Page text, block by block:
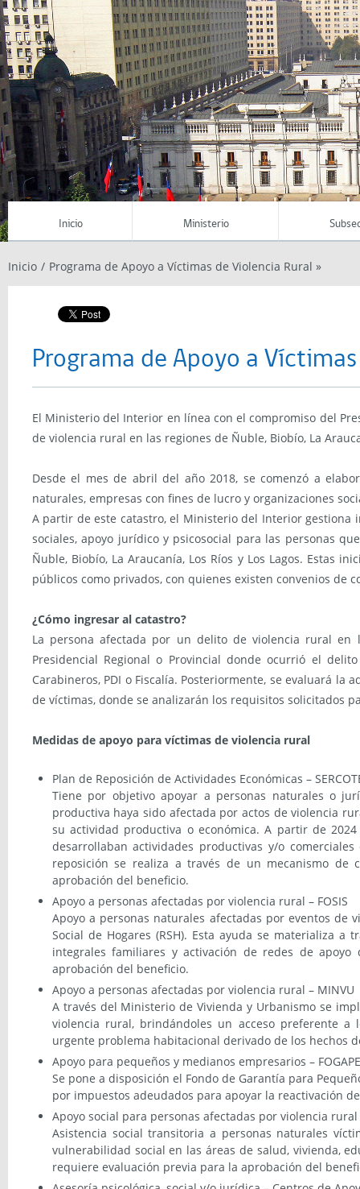
Inicio Ministerio
Inicio / Programa de Apoyo a Víctimas de Violencia Rural »
Programa de Apoyo a
El Ministerio del Interior en línea con el compromiso del
de violencia rural en las regiones de Ñuble, Biobío, La
Desde el mes de abril del año 2018, se comenzó a
naturales, empresas con fines de lucro y organizaciones
A partir de este catastro, el Ministerio del Interior gestiona
sociales, apoyo jurídico y psicosocial para las personas
Ñuble, Biobío, La Araucanía, Los Ríos y Los Lagos. Estas
públicos como privados, con quienes existen convenios de
¿Cómo ingresar al catastro?
La persona afectada por un delito de violencia rural en
Presidencial Regional o Provincial donde ocurrió el
Carabineros, PDI o Fiscalía. Posteriormente, se evaluará
de víctimas, donde se analizarán los requisitos solicitados
Medidas de apoyo para víctimas de violencia rural
Plan de Reposición de Actividades Económicas –
Tiene por objetivo apoyar a personas naturales o
productiva haya sido afectada por actos de violencia
su actividad productiva o económica. A partir de
desarrollaban actividades productivas y/o
reposición se realiza a través de un mecanismo de
aprobación del beneficio.
Apoyo a personas afectadas por violencia rural – FOSIS
Apoyo a personas naturales afectadas por eventos de
Social de Hogares (RSH). Esta ayuda se materializa a
integrales familiares y activación de redes de
aprobación del beneficio.
Apoyo a personas afectadas por violencia rural – MINVU
A través del Ministerio de Vivienda y Urbanismo se
violencia rural, brindándoles un acceso preferente
urgente problema habitacional derivado de los hechos
Apoyo para pequeños y medianos empresarios – FOGAPE
Se pone a disposición el Fondo de Garantía para
por impuestos adeudados para apoyar la reactivación
Apoyo social para personas afectadas por violencia rural
Asistencia social transitoria a personas naturales
vulnerabilidad social en las áreas de salud, vivienda,
requiere evaluación previa para la aprobación del